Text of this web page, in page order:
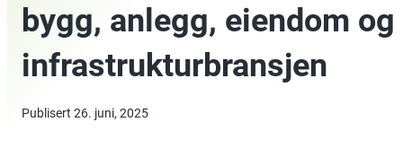
bygg, anlegg, eiendom og
infrastrukturbransjen
Publisert 26. juni, 2025